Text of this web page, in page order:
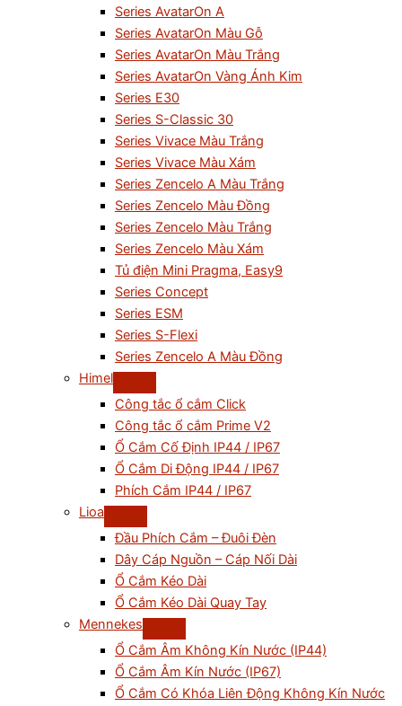
Series AvatarOn A
Series AvatarOn Màu Gỗ
Series AvatarOn Màu Trắng
Series AvatarOn Vàng Ánh Kim
Series E30
Series S-Classic 30
Series Vivace Màu Trắng
Series Vivace Màu Xám
Series Zencelo A Màu Trắng
Series Zencelo Màu Đồng
Series Zencelo Màu Trắng
Series Zencelo Màu Xám
Tủ điện Mini Pragma, Easy9
Series Concept
Series ESM
Series S-Flexi
Series Zencelo A Màu Đồng
Himel
Công tắc ổ cắm Click
Công tắc ổ cắm Prime V2
Ổ Cắm Cố Định IP44 / IP67
Ổ Cắm Di Động IP44 / IP67
Phích Cắm IP44 / IP67
Lioa
Đầu Phích Cắm – Đuôi Đèn
Dây Cáp Nguồn – Cáp Nối Dài
Ổ Cắm Kéo Dài
Ổ Cắm Kéo Dài Quay Tay
Mennekes
Ổ Cắm Âm Không Kín Nước (IP44)
Ổ Cắm Âm Kín Nước (IP67)
Ổ Cắm Có Khóa Liên Động Không Kín Nước